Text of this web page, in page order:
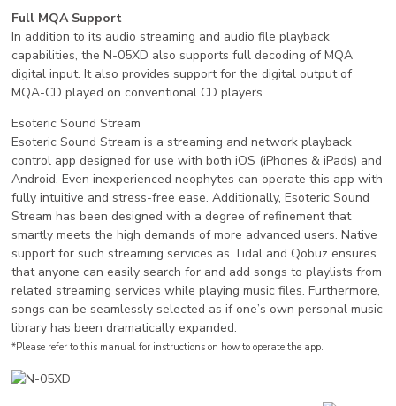
Full MQA Support
In addition to its audio streaming and audio file playback
capabilities, the N-05XD also supports full decoding of MQA
digital input. It also provides support for the digital output of
MQA-CD played on conventional CD players.
Esoteric Sound Stream
Esoteric Sound Stream is a streaming and network playback
control app designed for use with both iOS (iPhones & iPads) and
Android. Even inexperienced neophytes can operate this app with
fully intuitive and stress-free ease. Additionally, Esoteric Sound
Stream has been designed with a degree of refinement that
smartly meets the high demands of more advanced users. Native
support for such streaming services as Tidal and Qobuz ensures
that anyone can easily search for and add songs to playlists from
related streaming services while playing music files. Furthermore,
songs can be seamlessly selected as if one’s own personal music
library has been dramatically expanded.
*Please refer to this manual for instructions on how to operate the app.